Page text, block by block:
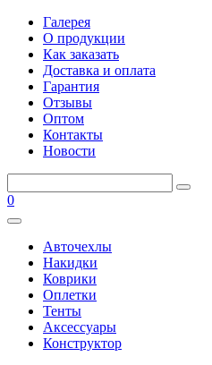
Галерея
О продукции
Как заказать
Доставка и оплата
Гарантия
Отзывы
Оптом
Контакты
Новости
0
Авточехлы
Накидки
Коврики
Оплетки
Тенты
Аксессуары
Конструктор